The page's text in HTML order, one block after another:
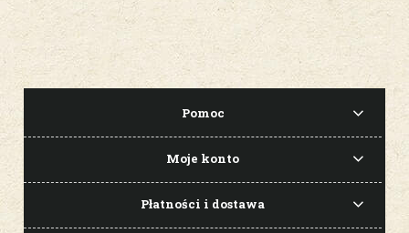
Pomoc
Moje konto
Płatności i dostawa